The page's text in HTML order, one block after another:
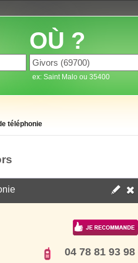
OÙ ?
ex: Saint Malo ou 35400
téléphonie
04 78 81 93 98